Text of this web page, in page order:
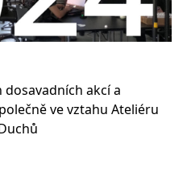
akcí a
ve vztahu Ateliéru